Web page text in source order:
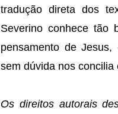
tradução direta dos
Severino conhece tão
pensamento de
sem dúvida nos concilia
Os direitos autorais